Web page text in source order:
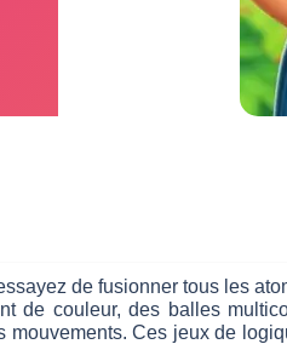
de fusionner tous les
de couleur, des balles
Ces jeux de